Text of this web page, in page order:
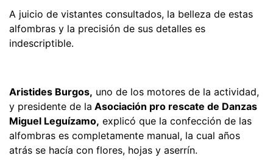
A juicio de vistantes consultados, la belleza de estas
alfombras y la precisión de sus detalles es
indescriptible.
Aristides Burgos, uno de los motores de la actividad,
y presidente de la Asociación pro rescate de Danzas
Miguel Leguízamo, explicó que la confección de las
alfombras es completamente manual, la cual años
atrás se hacía con flores, hojas y aserrín.